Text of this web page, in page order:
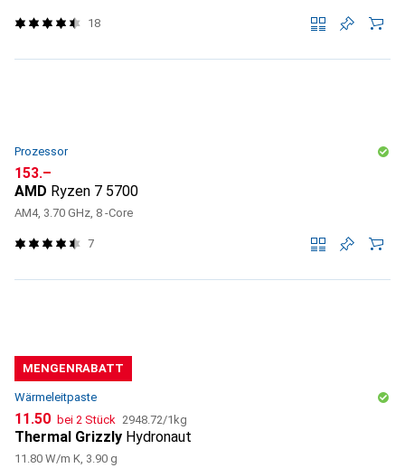
18
Prozessor
CHF
153.–
AMD Ryzen 7 5700
AM4, 3.70 GHz, 8 -Core
7
MENGENRABATT
Wärmeleitpaste
CHF
11.50 bei 2 Stück CHF
2948.72/1kg
Thermal Grizzly Hydronaut
11.80 W/m K, 3.90 g